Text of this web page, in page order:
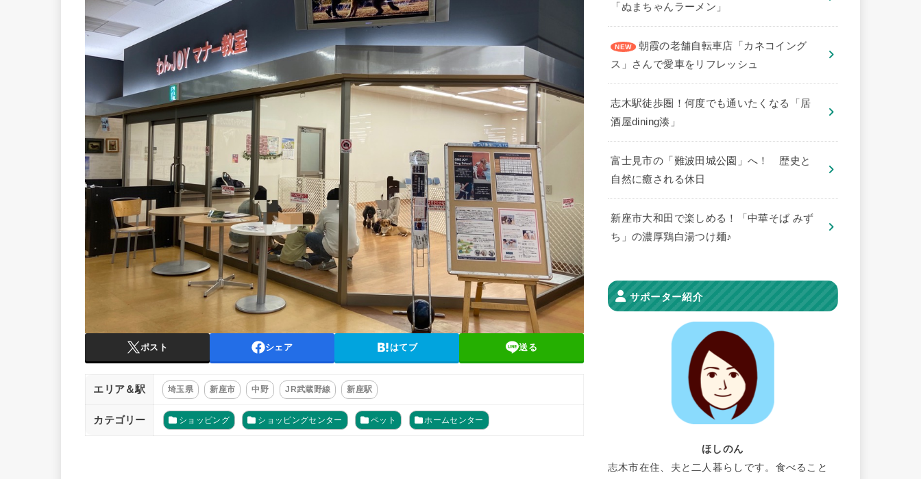
ポスト シェア はてブ 送る
エリア＆駅 埼玉県 新座市 中野 JR武蔵野線 新座駅
カテゴリー ショッピング ショッピングセンター ペット ホームセンター
「ぬまちゃんラーメン」
朝霞の老舗自転車店「カネコイング
ス」さんで愛車をリフレッシュ
志木駅徒歩圏！何度でも通いたくなる「居
酒屋dining湊」
​富士見市の「難波田城公園」へ！ 歴史と
自然に癒される休日
新座市大和田で楽しめる！「中華そば みず
ち」の濃厚鶏白湯つけ麺♪
サポーター紹介
ほしのん
志木市在住、夫と二人暮らしです。食べること